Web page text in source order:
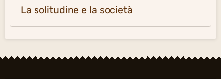
La sapienza e l'ignoranza
La verità e la menzogna